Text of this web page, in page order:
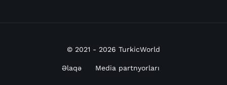
© 2021 - 2026 TurkicWorld
Əlaqə Media partnyorları